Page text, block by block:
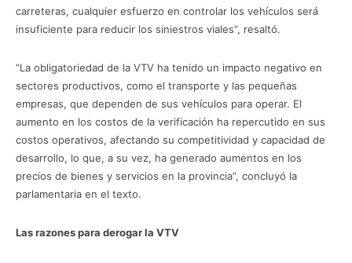
carreteras, cualquier esfuerzo en controlar los vehículos será
insuficiente para reducir los siniestros viales”, resaltó.
“La obligatoriedad de la VTV ha tenido un impacto negativo en
sectores productivos, como el transporte y las pequeñas
empresas, que dependen de sus vehículos para operar. El
aumento en los costos de la verificación ha repercutido en sus
costos operativos, afectando su competitividad y capacidad de
desarrollo, lo que, a su vez, ha generado aumentos en los
precios de bienes y servicios en la provincia”, concluyó la
parlamentaria en el texto.
Las razones para derogar la VTV